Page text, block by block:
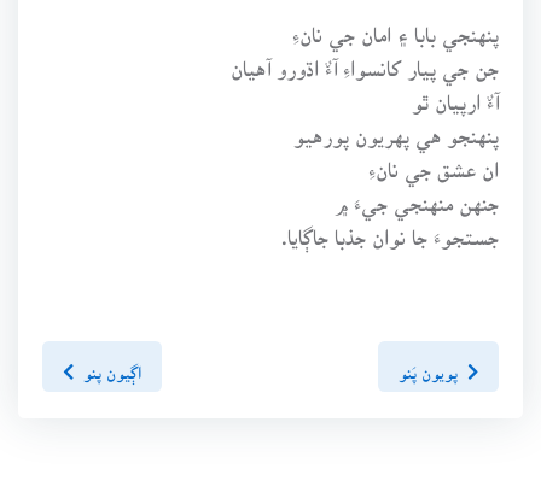
پنهنجي بابا ۽ امان جي نانءِ
جن جي پيار کانسواءِ آءٌ اڌورو آهيان
آءٌ ارپيان ٿو
ان عشق جي نانءِ
جستجوءَ جا نوان جذبا جاڳايا.
پويون پَنو اڳيون پنو